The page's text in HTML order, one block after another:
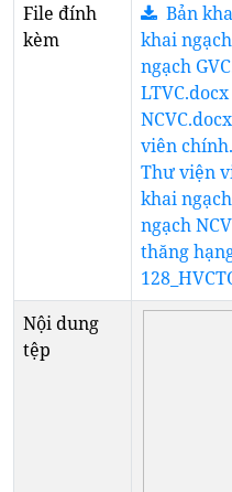
File đính
kèm
Bản
khai
ngạch
LTVC.docx
NCVC.docx
viên
Thư viện
khai
ngạch
thăng
Nội dung
tệp